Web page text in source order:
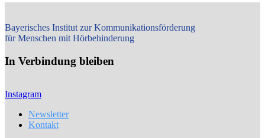
Bayerisches Institut zur Kommunikationsförderung
für Menschen mit Hörbehinderung
In Verbindung bleiben
Instagram
Newsletter
Kontakt